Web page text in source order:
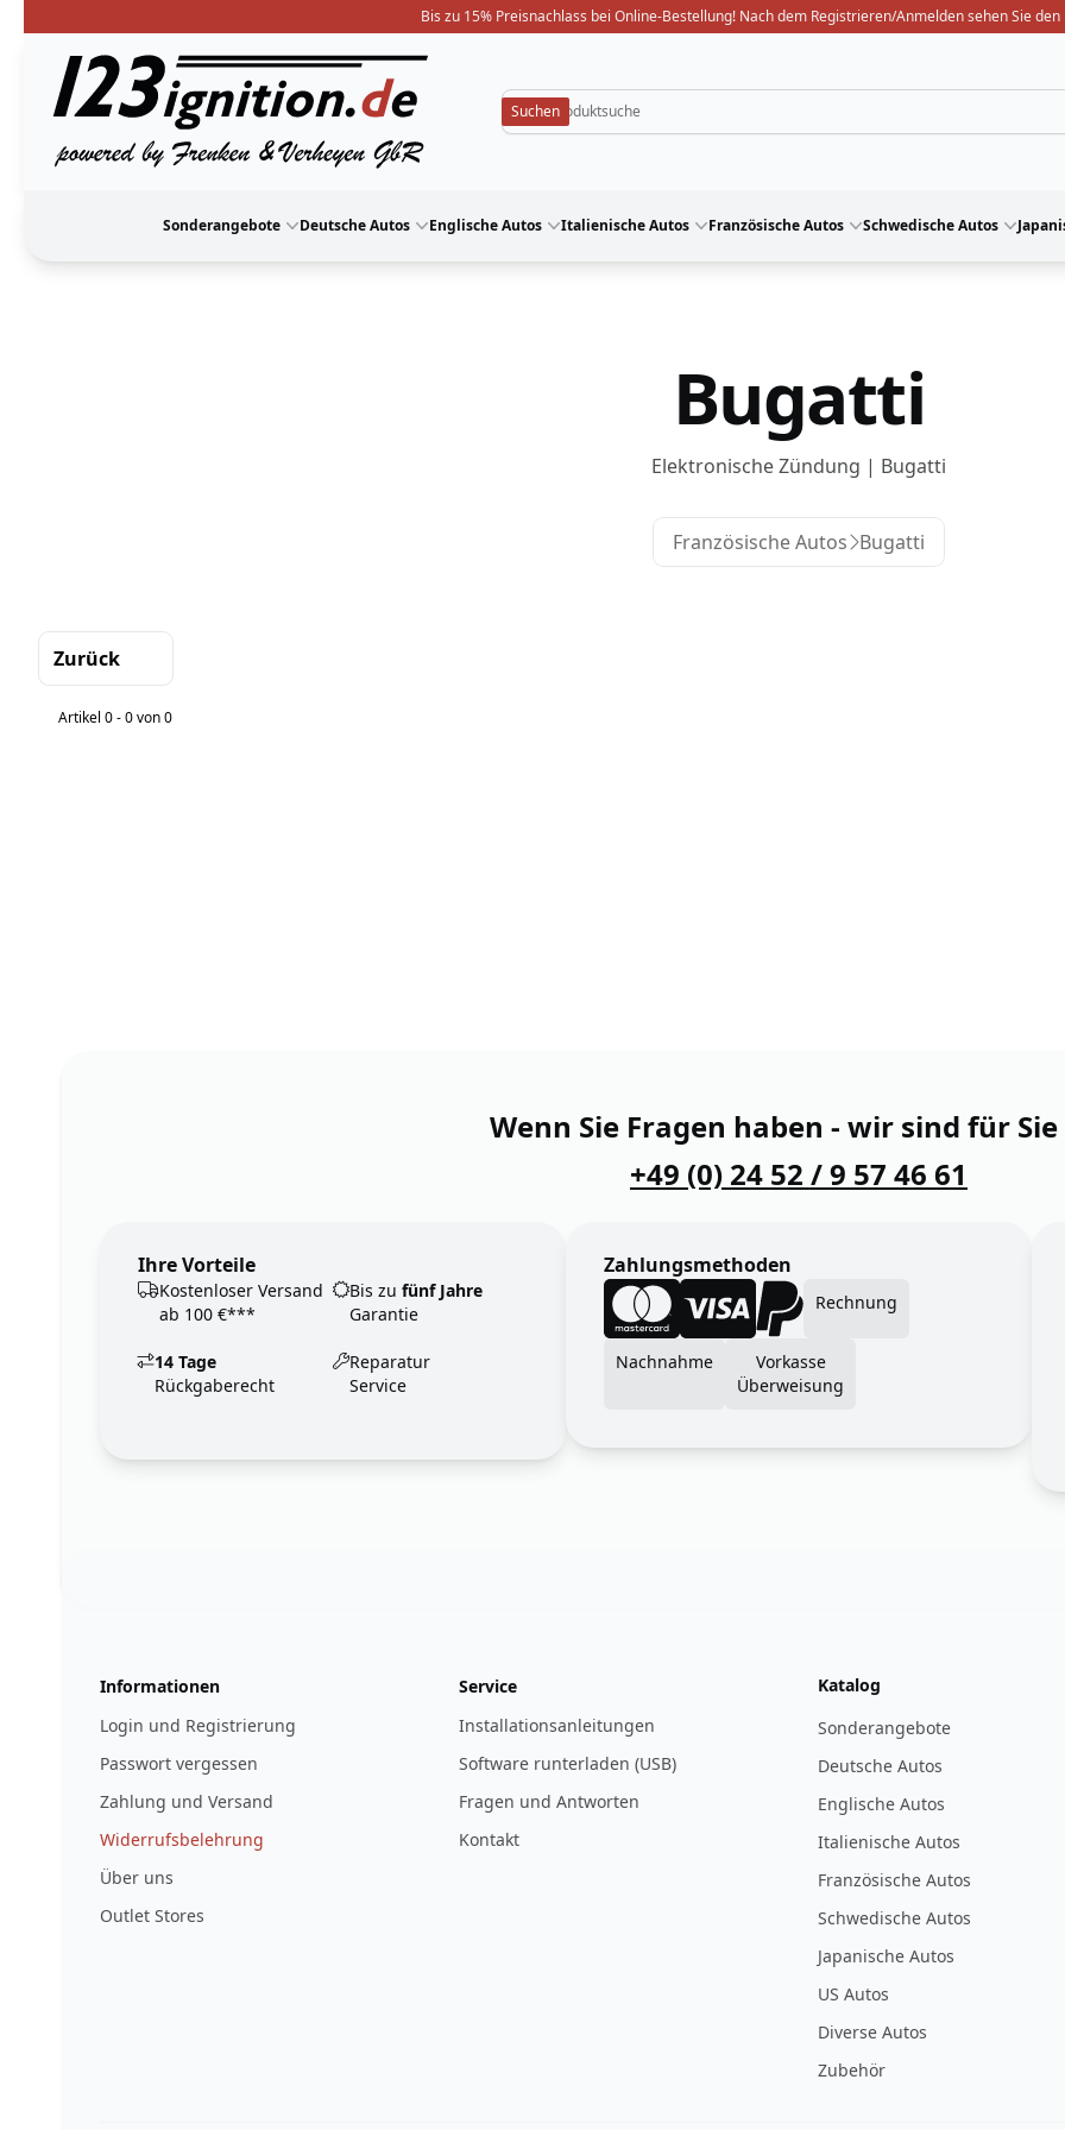
Bis zu 15% Preisnachlass bei Online-Bestellung! Nach dem Registrieren/Anmelden sehen Sie
123ignition
Sonderangebote Deutsche Autos Englische Autos Italienische Autos Französische Autos Schwedische Autos
Bugatti
Elektronische Zündung | Bugatti
Französische Autos Bugatti
Zurück
Sortierung
Artikel 0 - 0 von 0
Wenn Sie Fragen haben - wir sind für Sie
+49 (0) 24 52 / 9 57 46 61
Ihre Vorteile
Kostenloser Versand
ab 100 €***
Bis zu fünf Jahre
Garantie
14 Tage
Rückgaberecht
Reparatur
Service
Zahlungsmethoden
Rechnung
Nachnahme
Vorkasse
Überweisung
Informationen
Login und Registrierung
Passwort vergessen
Zahlung und Versand
Widerrufsbelehrung
Über uns
Outlet Stores
Service
Installationsanleitungen
Software runterladen (USB)
Fragen und Antworten
Kontakt
Katalog
Sonderangebote
Deutsche Autos
Englische Autos
Italienische Autos
Französische Autos
Schwedische Autos
Japanische Autos
US Autos
Diverse Autos
Zubehör